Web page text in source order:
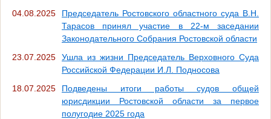
04.08.2025
Председатель Ростовского областного суда В.Н.
Тарасов принял участие в 22-м заседании
Законодательного Собрания Ростовской области
23.07.2025
Ушла из жизни Председатель Верховного Суда
Российской Федерации И.Л. Подносова
18.07.2025
Подведены итоги работы судов общей
юрисдикции Ростовской области за первое
полугодие 2025 года